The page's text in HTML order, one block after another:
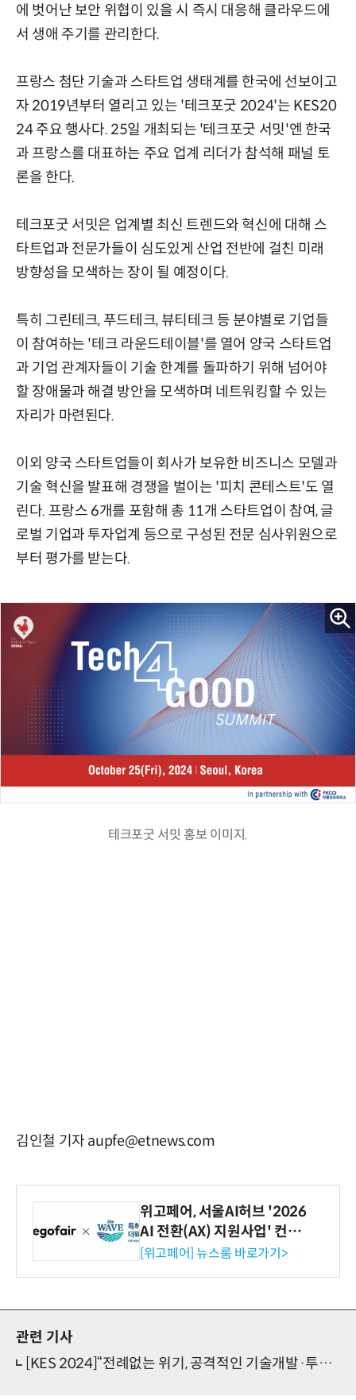
에 벗어난 보안 위협이 있을 시 즉시 대응해 클라우드에
서 생애 주기를 관리한다.
프랑스 첨단 기술과 스타트업 생태계를 한국에 선보이고
자 2019년부터 열리고 있는 '테크포굿 2024'는 KES20
24 주요 행사다. 25일 개최되는 '테크포굿 서밋'엔 한국
과 프랑스를 대표하는 주요 업계 리더가 참석해 패널 토
론을 한다.
테크포굿 서밋은 업계별 최신 트렌드와 혁신에 대해 스
타트업과 전문가들이 심도있게 산업 전반에 걸친 미래
방향성을 모색하는 장이 될 예정이다.
특히 그린테크, 푸드테크, 뷰티테크 등 분야별로 기업들
이 참여하는 '테크 라운드테이블'를 열어 양국 스타트업
과 기업 관계자들이 기술 한계를 돌파하기 위해 넘어야
할 장애물과 해결 방안을 모색하며 네트워킹할 수 있는
자리가 마련된다.
이외 양국 스타트업들이 회사가 보유한 비즈니스 모델과
기술 혁신을 발표해 경쟁을 벌이는 '피치 콘테스트'도 열
린다. 프랑스 6개를 포함해 총 11개 스타트업이 참여, 글
로벌 기업과 투자업계 등으로 구성된 전문 심사위원으로
부터 평가를 받는다.
테크포굿 서밋 홍보 이미지.
김인철 기자 aupfe@etnews.com
위고페어, 서울AI허브 '2026
AI 전환(AX) 지원사업' 컨소
시엄 선정
[위고페어] 뉴스룸 바로가기>
관련 기사
[KES 2024]“전례없는 위기, 공격적인 기술개발·투자해야”